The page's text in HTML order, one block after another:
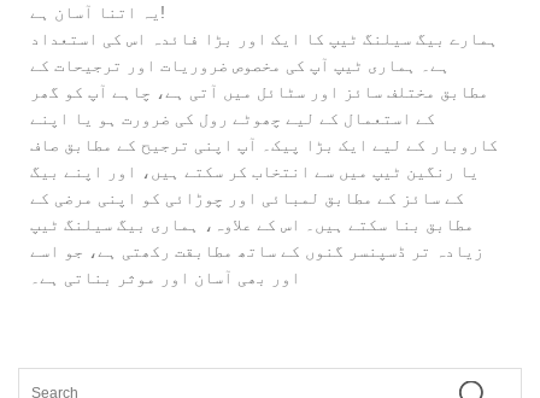
یہ اتنا آسان ہے!
ہمارے بیگ سیلنگ ٹیپ کا ایک اور بڑا فائدہ اس کی استعداد
ہے۔ ہماری ٹیپ آپ کی مخصوص ضروریات اور ترجیحات کے
مطابق مختلف سائز اور سٹائل میں آتی ہے، چاہے آپ کو گھر
کے استعمال کے لیے چھوٹے رول کی ضرورت ہو یا اپنے
کاروبار کے لیے ایک بڑا پیک۔ آپ اپنی ترجیح کے مطابق صاف
یا رنگین ٹیپ میں سے انتخاب کر سکتے ہیں، اور اپنے بیگ
کے سائز کے مطابق لمبائی اور چوڑائی کو اپنی مرضی کے
مطابق بنا سکتے ہیں۔ اس کے علاوہ، ہماری بیگ سیلنگ ٹیپ
زیادہ تر ڈسپنسر گنوں کے ساتھ مطابقت رکھتی ہے، جو اسے
اور بھی آسان اور موثر بناتی ہے۔